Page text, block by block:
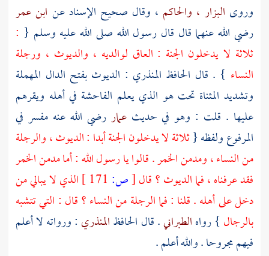
وروى البزار ، والحاكم ، وقال صحيح الإسناد عن ابن عمر
رضي الله عنهما قال قال رسول الله صلى الله عليه وسلم { :
ثلاثة لا يدخلون الجنة : العاق لوالديه ، والديوث ، ورجلة
النساء } . قال الحافظ المنذري : الديوث بفتح الدال المهملة
وتشديد المثناة تحت هو الذي يعلم الفاحشة في أهله ويقرهم
عليها . قلت : وهو في حديثعماررضي الله عنه مفسر في
المرفوع ولفظه {ثلاثة لا يدخلون الجنة أبدا : الديوث ، والرجلة
من النساء ، ومدمن الخمر . قالوا يا رسول الله : أما مدمن الخمر
فقد عرفناه ، فما الديوث ؟ قال[ص:
الذي لا يبالي من
دخل على أهله . قلنا : فما الرجلة من النساء ؟ قال : التي تتشبه
بالرجال } رواهالطبراني. قال الحافظالمنذري : ورواته لا أعلم
فيهم مجروحا . والله أعلم .